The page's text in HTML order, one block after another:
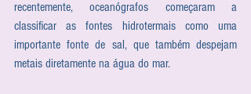
recentemente, oceanógrafos começaram a
classificar as fontes hidrotermais como uma
importante fonte de sal, que também despejam
metais diretamente na água do mar.